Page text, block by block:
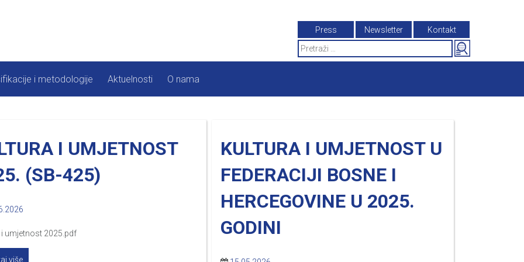
Press Newsletter
Kontakt
Search
for:
i metodologije Aktuelnosti O nama
I UMJETNOST
(SB-425)
i umjetnost 2025.pdf
više
KULTURA I UMJETNOST U
FEDERACIJI BOSNE I
HERCEGOVINE U 2025.
GODINI